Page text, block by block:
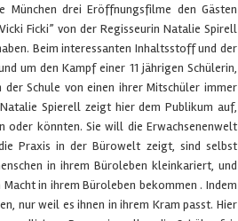
München drei Eröffnungsfilme den Gästen
Ficki” von der Regisseurin Natalie Spirell
Beim interessanten Inhaltsstoff und der
um den Kampf einer 11 jährigen Schülerin,
Schule von einen ihrer Mitschüler immer
Spierell zeigt hier dem Publikum auf,
oder könnten. Sie will die Erwachsenenwelt
Praxis in der Bürowelt zeigt, sind selbst
in ihrem Büroleben kleinkariert, und
in ihrem Büroleben bekommen . Indem
nur weil es ihnen in ihrem Kram passt. Hier